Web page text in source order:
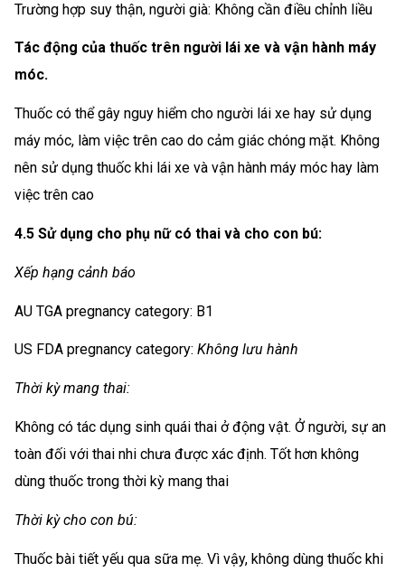
Trường hợp suy thận, người già: Không cần điều chỉnh liều
Tác động của thuốc trên người lái xe và vận hành máy
móc.
Thuốc có thể gây nguy hiểm cho người lái xe hay sử dụng
máy móc, làm việc trên cao do cảm giác chóng mặt. Không
nên sử dụng thuốc khi lái xe và vận hành máy móc hay làm
việc trên cao
4.5 Sử dụng cho phụ nữ có thai và cho con bú:
Xếp hạng cảnh báo
AU TGA pregnancy category: B1
US FDA pregnancy category: Không lưu hành
Thời kỳ mang thai:
Không có tác dụng sinh quái thai ở động vật. Ở người, sự an
toàn đối với thai nhi chưa được xác định. Tốt hơn không
dùng thuốc trong thời kỳ mang thai
Thời kỳ cho con bú:
Thuốc bài tiết yếu qua sữa mẹ. Vì vậy, không dùng thuốc khi